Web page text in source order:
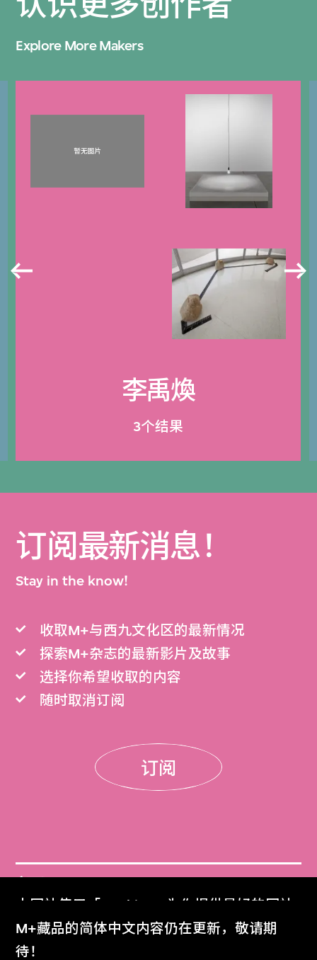
本网站使用「Cookies」为你提供最好的网站
体验。
了解更多
M+藏品的简体中文内容仍在更新，敬请期
待！
Explore More Makers
李禹煥
3个结果
订阅最新消息！
Stay in the know!
收取M+与西九文化区的最新情况
探索M+杂志的最新影片及故事
选择你希望收取的内容
随时取消订阅
订阅
门票
Get Tickets